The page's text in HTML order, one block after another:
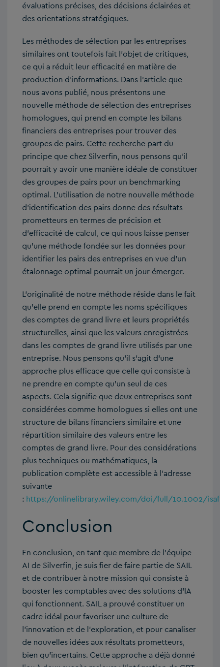
évaluations précises, des décisions éclairées et
des orientations stratégiques.
Les méthodes de sélection par les entreprises
similaires ont toutefois fait l’objet de critiques,
ce qui a réduit leur efficacité en matière de
production d’informations. Dans l’article que
nous avons publié, nous présentons une
nouvelle méthode de sélection des entreprises
homologues, qui prend en compte les bilans
financiers des entreprises pour trouver des
groupes de pairs. Cette recherche part du
principe que chez Silverfin, nous pensons qu’il
pourrait y avoir une manière idéale de constituer
des groupes de pairs pour un benchmarking
optimal. L’utilisation de notre nouvelle méthode
d’identification des pairs donne des résultats
prometteurs en termes de précision et
d’efficacité de calcul, ce qui nous laisse penser
qu’une méthode fondée sur les données pour
identifier les pairs des entreprises en vue d’un
étalonnage optimal pourrait un jour émerger.
L’originalité de notre méthode réside dans le fait
qu’elle prend en compte les noms spécifiques
des comptes de grand livre et leurs propriétés
structurelles, ainsi que les valeurs enregistrées
dans les comptes de grand livre utilisés par une
entreprise. Nous pensons qu’il s’agit d’une
approche plus efficace que celle qui consiste à
ne prendre en compte qu’un seul de ces
aspects. Cela signifie que deux entreprises sont
considérées comme homologues si elles ont une
structure de bilans financiers similaire et une
répartition similaire des valeurs entre les
comptes de grand livre. Pour des considérations
plus techniques ou mathématiques, la
publication complète est accessible à l’adresse
suivante
: https://onlinelibrary.wiley.com/doi/full/10.1002/
Conclusion
En conclusion, en tant que membre de l’équipe
AI de Silverfin, je suis fier de faire partie de SAIL
et de contribuer à notre mission qui consiste à
booster les comptables avec des solutions d’IA
qui fonctionnent. SAIL a prouvé constituer un
cadre idéal pour favoriser une culture de
l’innovation et de l’exploration, et pour canaliser
de nouvelles idées aux résultats prometteurs,
bien qu’incertains. Cette approche a déjà donné